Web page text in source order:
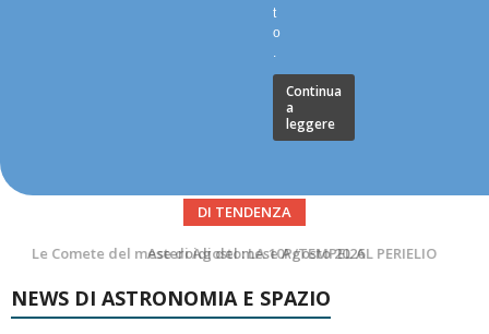
t
o
.
Continua
a
leggere
DI TENDENZA
Asteroidi del mese Agosto 2026
NEWS DI ASTRONOMIA E SPAZIO